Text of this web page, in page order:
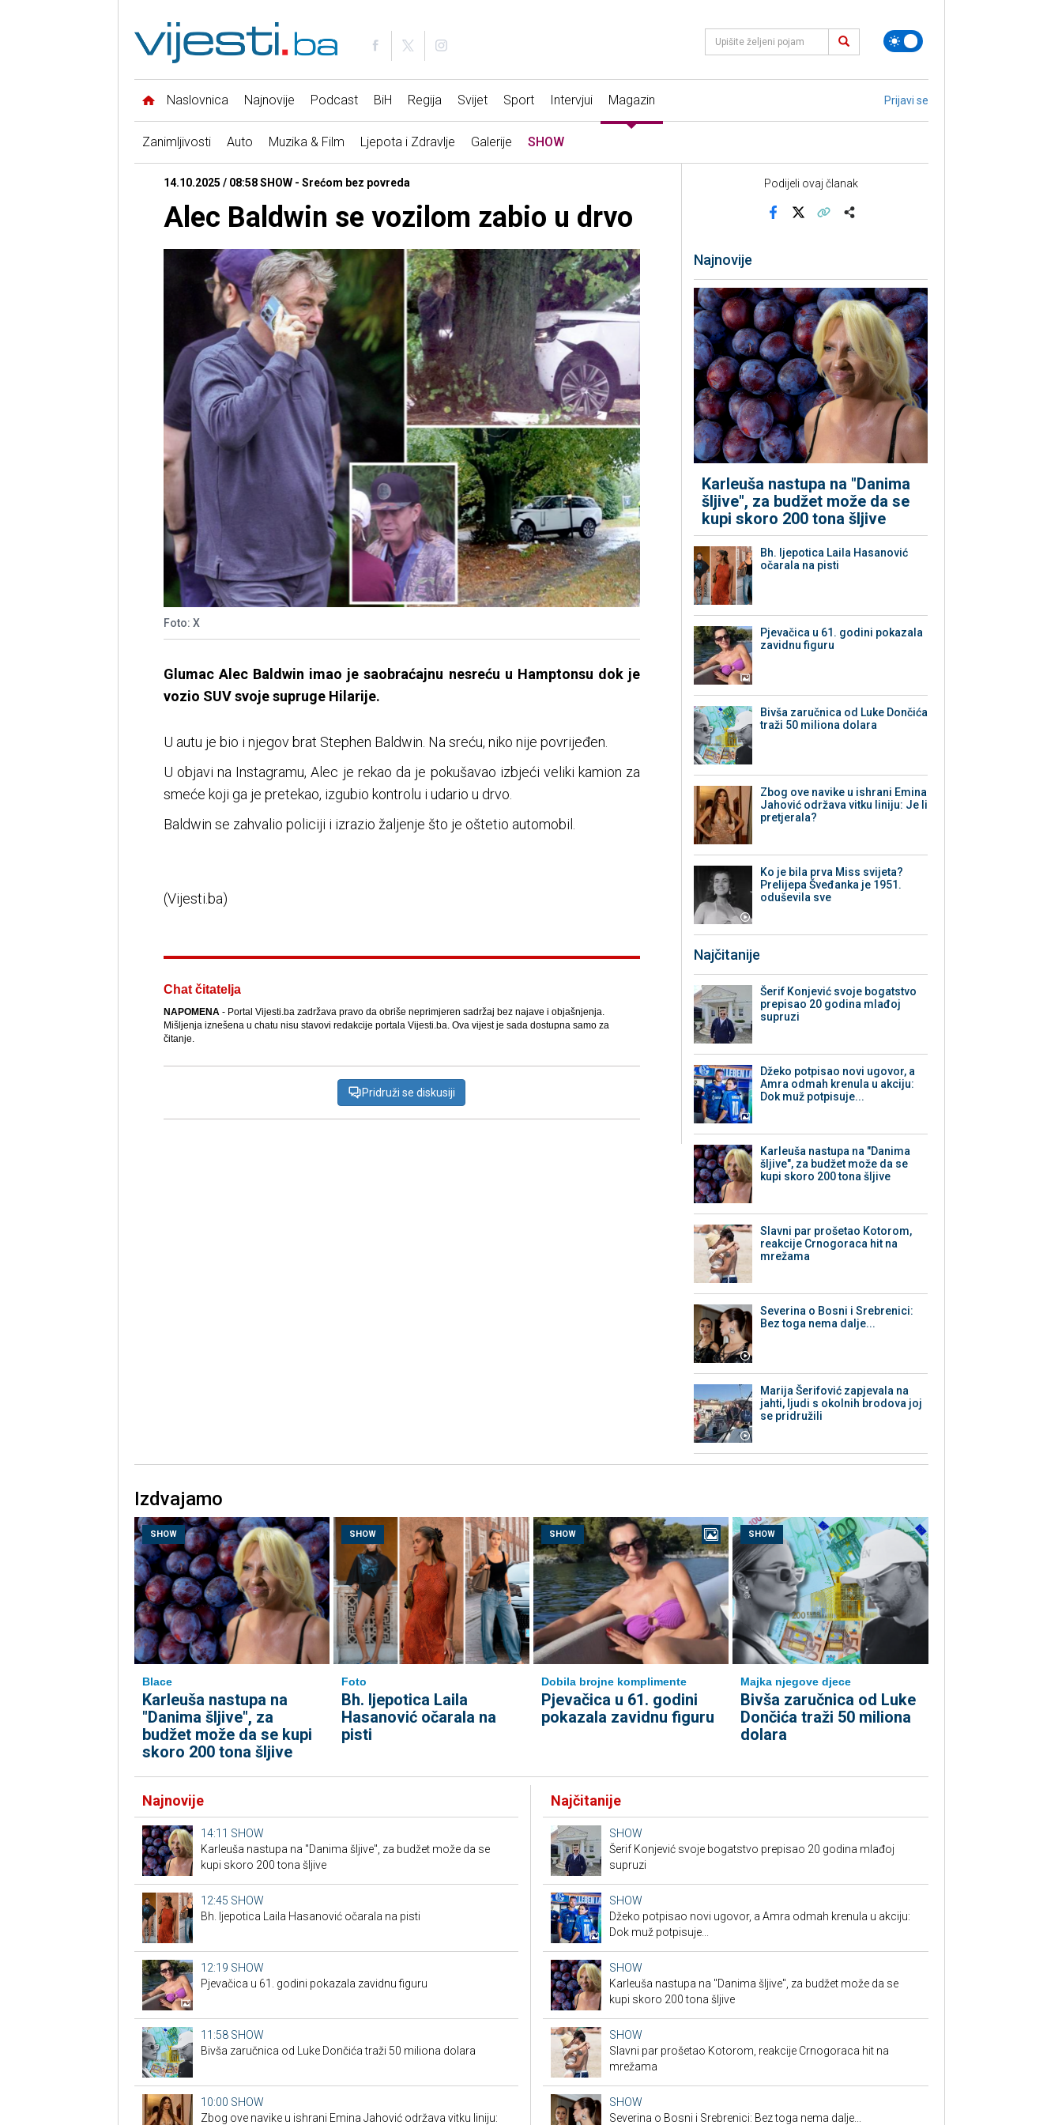
Naslovnica Najnovije Podcast BiH Regija Svijet Sport Intervjui Magazin Prijavi se
Zanimljivosti Auto Muzika & Film Ljepota i Zdravlje Galerije SHOW
14.10.2025 / 08:58 SHOW - Srećom bez povreda
Alec Baldwin se vozilom zabio u drvo
Foto: X
Glumac Alec Baldwin imao je saobraćajnu nesreću u Hamptonsu dok je
vozio SUV svoje supruge Hilarije.
U autu je bio i njegov brat Stephen Baldwin. Na sreću, niko nije povrijeđen.
U objavi na Instagramu, Alec je rekao da je pokušavao izbjeći veliki kamion za
smeće koji ga je pretekao, izgubio kontrolu i udario u drvo.
Baldwin se zahvalio policiji i izrazio žaljenje što je oštetio automobil.
(Vijesti.ba)
Chat čitatelja
NAPOMENA- Portal Vijesti.ba zadržava pravo da obriše neprimjeren sadržaj bez najave i objašnjenja.
Mišljenja iznešena u chatu nisu stavovi redakcije portala Vijesti.ba. Ova vijest je sada dostupna samo za
čitanje.
Pridruži se diskusiji
Podijeli ovaj članak
Najnovije
Karleuša nastupa na "Danima
šljive", za budžet može da se
kupi skoro 200 tona šljive
Bh. ljepotica Laila Hasanović
očarala na pisti
Pjevačica u 61. godini pokazala
zavidnu figuru
Bivša zaručnica od Luke Dončića
traži 50 miliona dolara
Zbog ove navike u ishrani Emina
Jahović održava vitku liniju: Je li
pretjerala?
Ko je bila prva Miss svijeta?
Prelijepa Šveđanka je 1951.
oduševila sve
Najčitanije
Šerif Konjević svoje bogatstvo
prepisao 20 godina mlađoj
supruzi
Džeko potpisao novi ugovor, a
Amra odmah krenula u akciju:
Dok muž potpisuje...
Karleuša nastupa na "Danima
šljive", za budžet može da se
kupi skoro 200 tona šljive
Slavni par prošetao Kotorom,
reakcije Crnogoraca hit na
mrežama
Severina o Bosni i Srebrenici:
Bez toga nema dalje...
Marija Šerifović zapjevala na
jahti, ljudi s okolnih brodova joj
se pridružili
Izdvajamo
SHOW
Blace
Karleuša nastupa na
"Danima šljive", za
budžet može da se kupi
skoro 200 tona šljive
SHOW
Foto
Bh. ljepotica Laila
Hasanović očarala na
pisti
SHOW
Dobila brojne komplimente
Pjevačica u 61. godini
pokazala zavidnu figuru
SHOW
Majka njegove djece
Bivša zaručnica od Luke
Dončića traži 50 miliona
dolara
Najnovije
14:11 SHOW
Karleuša nastupa na "Danima šljive", za budžet može da se
kupi skoro 200 tona šljive
12:45 SHOW
Bh. ljepotica Laila Hasanović očarala na pisti
12:19 SHOW
Pjevačica u 61. godini pokazala zavidnu figuru
11:58 SHOW
Bivša zaručnica od Luke Dončića traži 50 miliona dolara
10:00 SHOW
Zbog ove navike u ishrani Emina Jahović održava vitku liniju:
Najčitanije
SHOW
Šerif Konjević svoje bogatstvo prepisao 20 godina mlađoj
supruzi
SHOW
Džeko potpisao novi ugovor, a Amra odmah krenula u akciju:
Dok muž potpisuje...
SHOW
Karleuša nastupa na "Danima šljive", za budžet može da se
kupi skoro 200 tona šljive
SHOW
Slavni par prošetao Kotorom, reakcije Crnogoraca hit na
mrežama
SHOW
Severina o Bosni i Srebrenici: Bez toga nema dalje...